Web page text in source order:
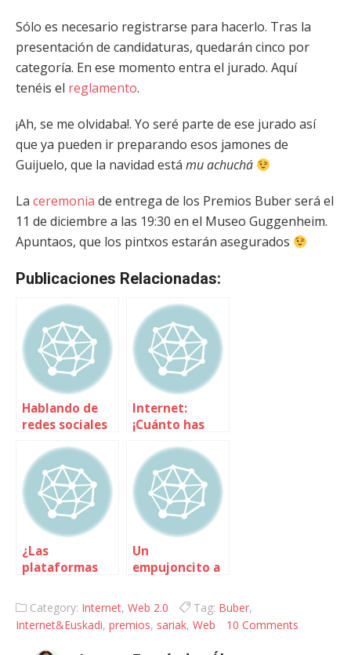
Sólo es necesario registrarse para hacerlo. Tras la
presentación de candidaturas, quedarán cinco por
categoría. En ese momento entra el jurado. Aquí
tenéis el reglamento.
¡Ah, se me olvidaba!. Yo seré parte de ese jurado así
que ya pueden ir preparando esos jamones de
Guijuelo, que la navidad está mu achuchá
La ceremonia de entrega de los Premios Buber será el
11 de diciembre a las 19:30 en el Museo Guggenheim.
Apuntaos, que los pintxos estarán asegurados
Publicaciones Relacionadas:
Hablando de
redes sociales
Andalucía
Internet:
¡Cuánto has
¿Las
plataformas
futuro en este
país?
Un
empujoncito a
euskera:
Zientzia Astea
2007
Category: Internet, Web 2.0 Tag: Buber,
Internet&Euskadi, premios, sariak, Web 10 Comments